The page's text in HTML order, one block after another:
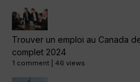
Trouver un emploi au Canada
complet 2024
1 comment 46 views